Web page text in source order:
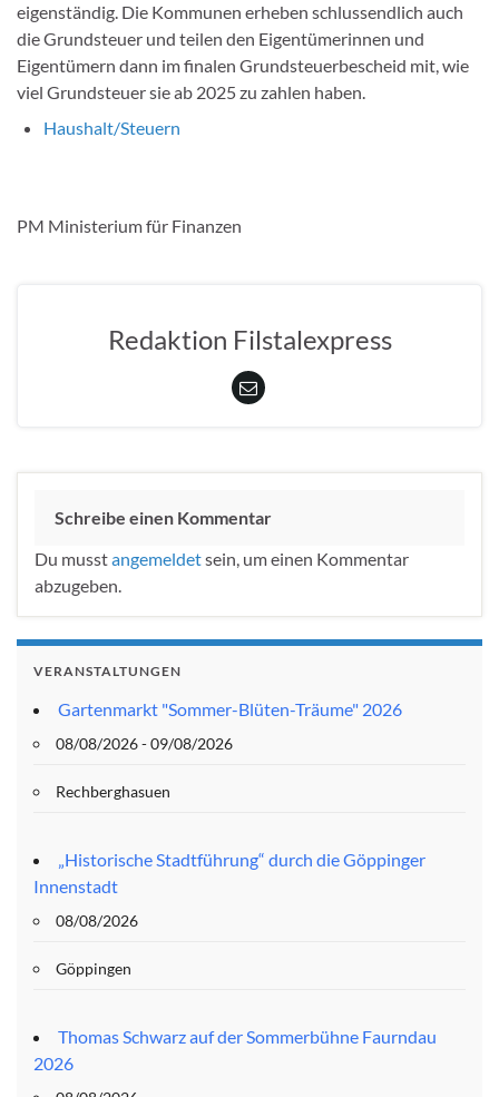
eigenständig. Die Kommunen erheben schlussendlich auch
die Grundsteuer und teilen den Eigentümerinnen und
Eigentümern dann im finalen Grundsteuerbescheid mit, wie
viel Grundsteuer sie ab 2025 zu zahlen haben.
Haushalt/Steuern
PM Ministerium für Finanzen
Redaktion Filstalexpress
Schreibe einen Kommentar
Du musstangemeldetsein, um einen Kommentar
abzugeben.
VERANSTALTUNGEN
Gartenmarkt "Sommer-Blüten-Träume" 2026
08/08/2026 - 09/08/2026
Rechberghasuen
„Historische Stadtführung“ durch die Göppinger
Innenstadt
08/08/2026
Göppingen
Thomas Schwarz auf der Sommerbühne Faurndau
2026